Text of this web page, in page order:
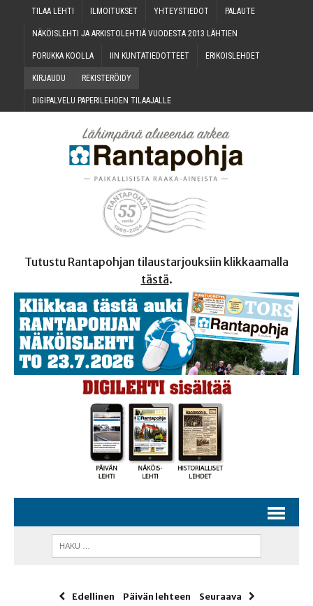
TILAA LEH­TI ILMOI­TUK­SET YHTEYS­TIE­DOT PALAU­TE
NÄKÖIS­LEH­TI JA ARKIS­TO­LEH­TIÄ VUO­DES­TA 2013 LÄHTIEN
PORUK­KA KOOLLA IIN KUN­TA­TIE­DOT­TEET ERI­KOIS­LEH­DET
KIR­JAU­DU REKIS­TE­RÖI­DY
DIGI­PAL­VE­LU PAPE­RI­LEH­DEN TILAAJALLE
Tutustu Rantapohjan tilaustarjouksiin klikkaamalla
tästä.
Edellinen Päivän lehteen Seuraava